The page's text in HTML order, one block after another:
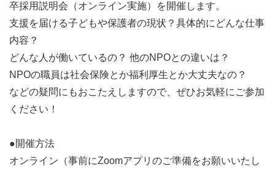
卒採用説明会（オンライン実施）を開催します。
支援を届ける子どもや保護者の現状？具体的にどんな仕事
内容？
どんな人が働いているの？ 他のNPOとの違いは？
NPOの職員は社会保険とか福利厚生とか大丈夫なの？
などの疑問にもおこたえしますので、ぜひお気軽にご参加
ください！
●開催方法
オンライン（事前にZoomアプリのご準備をお願いいたし